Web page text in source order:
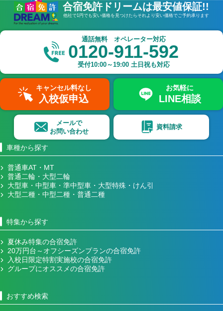
合宿免許ドリームは最安値保証!!
他社で1円でも安い価格を見つけたら それより安い価格でご予約承ります
通話無料 オペレーター対応
0120-911-592
受付10:00～19:00 土日祝も対応
キャンセル料なし
入校仮申込
お気軽に
LINE相談
メールで
お問い合わせ
資料請求
車種から探す
普通車AT・MT
普通二輪・大型二輪
大型車・中型車・準中型車・大型特殊・けん引
大型二種・中型二種・普通二種
特集から探す
夏休み特集の合宿免許
20万円台～オフシーズンプランの合宿免許
入校日限定特割実施校の合宿免許
グループにオススメの合宿免許
おすすめ検索